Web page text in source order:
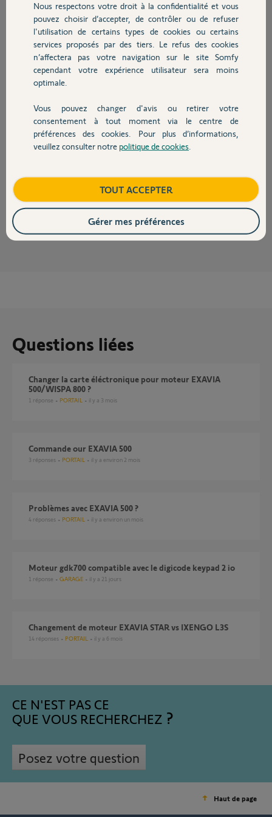
Chauffage
Autres produits
Devis avec un pro
Contact
Merci pour votre aide
JJ M.
il y a environ 4 ans
Participer au fil de discussion
Réponses
Bonjour,
remplacement-pour-exa...
Anonyme il y a environ 4 ans
Questions liées
changer la carte éléctronique pour moteur EXAVIA
500/WISPA 800 ?
1 réponse PORTAIL il y a 3 mois
commande our EXAVIA 500
3 réponses PORTAIL il y a environ 2 mois
Problèmes avec EXAVIA 500 ?
4 réponses PORTAIL il y a environ un mois
Moteur gdk700 compatible avec le digicode keypad 2 io
1 réponse GARAGE il y a 21 jours
changement de moteur EXAVIA STAR vs IXENGO L3S
14 réponses PORTAIL il y a 6 mois
CE N'EST PAS CE
QUE VOUS RECHERCHEZ
Posez votre question
Haut de page
Nous respectons votre droit à la confidentialité et vous
pouvez choisir d’accepter, de contrôler ou de refuser
l'utilisation de certains types de cookies ou certains
services proposés par des tiers. Le refus des cookies
n’affectera pas votre navigation sur le site Somfy
cependant votre expérience utilisateur sera moins
optimale.
Vous pouvez changer d'avis ou retirer votre
consentement à tout moment via le centre de
préférences des cookies. Pour plus d’informations,
veuillez consulter notre politique de cookies
TOUT ACCEPTER
Gérer mes préférences